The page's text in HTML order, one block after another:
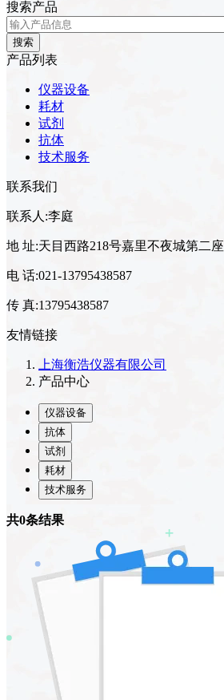
搜索产品
搜索
产品列表
仪器设备
耗材
试剂
抗体
技术服务
联系我们
联系人:李庭
地 址:天目西路218号嘉里不夜城第二
电 话:021-13795438587
传 真:13795438587
友情链接
上海衡浩仪器有限公司
产品中心
仪器设备
抗体
试剂
耗材
技术服务
共0条结果